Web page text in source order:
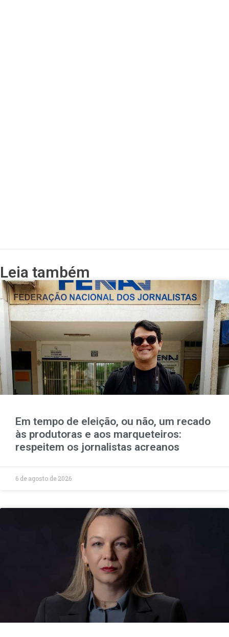
Leia também
Em tempo de eleição, ou não, um recado
às produtoras e aos marqueteiros:
respeitem os jornalistas acreanos
6 de agosto de 2026